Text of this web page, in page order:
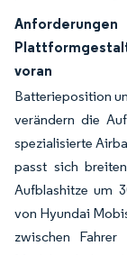
voran
Batterieposition
verändern die
spezialisierte
passt sich
Aufblashitze um
von Hyundai
zwischen Fahrer